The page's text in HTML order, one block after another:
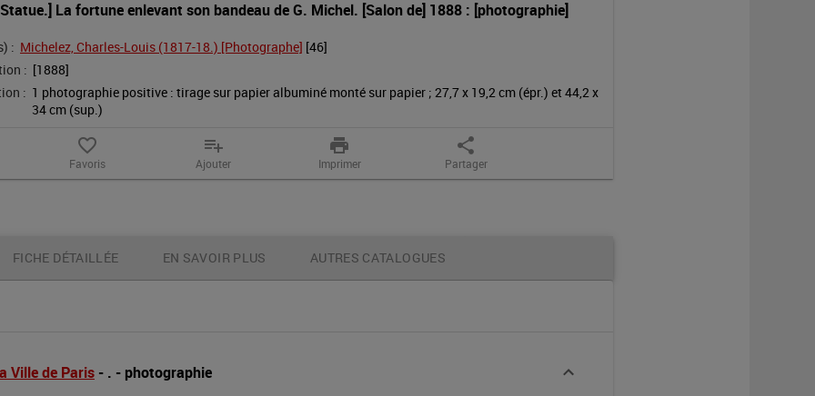
Article du site
Recherche avancée
La fortune enlevant son bandeau de G. Michel. [Salon de] 1888 : [photographie]
: Michelez, Charles-Louis (1817-18.) [Photographe] [46]
: [1888]
: 1 photographie positive : tirage sur papier albuminé monté sur papier ; 27,7 x 19,2 cm (épr.) et 44,2 x
34 cm (sup.)
favorite_border
Favoris
playlist_add
Ajouter
print
Imprimer
share
Partager
FICHE DÉTAILLÉE EN SAVOIR PLUS AUTRES CATALOGUES
Ville de Paris - . - photographie